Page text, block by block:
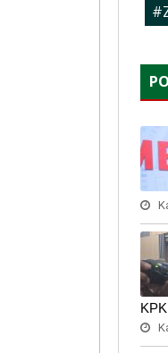
KPK